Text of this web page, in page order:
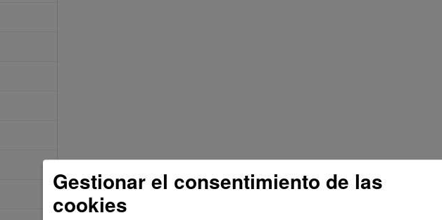
Gestionar el consentimiento de las
cookies